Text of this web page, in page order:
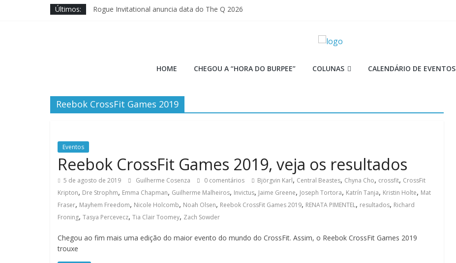
Últimos:
Rogue Invitational anuncia data do The Q 2026
Burpee
Hora
Burpee
HOME CHEGOU A “HORA DO BURPEE” COLUNAS CALENDÁRIO DE EVENTOS
Reebok CrossFit Games 2019
Eventos
Reebok CrossFit Games 2019, veja os resultados
5 de agosto de 2019 Guilherme Cosenza 0 comentários Björgvin Karl, Central Beastes, Chyna Cho, crossfit, CrossFit
Kripton, Dre Strophm, Emma Chapman, Guilherme Malheiros, Invictus, Jaime Greene, Joseph Tortora, Katrín Tanja, Kristin Holte, Mat
Fraser, Mayhem Freedom, Nicole Holcomb, Noah Olsen, Reebok CrossFit Games 2019, RENATA PIMENTEL, resultados, Richard
Froning, Tasya Percevecz, Tia Clair Toomey, Zach Sowder
Chegou ao fim mais uma edição do maior evento do mundo do CrossFit. Assim, o Reebok CrossFit Games 2019
trouxe